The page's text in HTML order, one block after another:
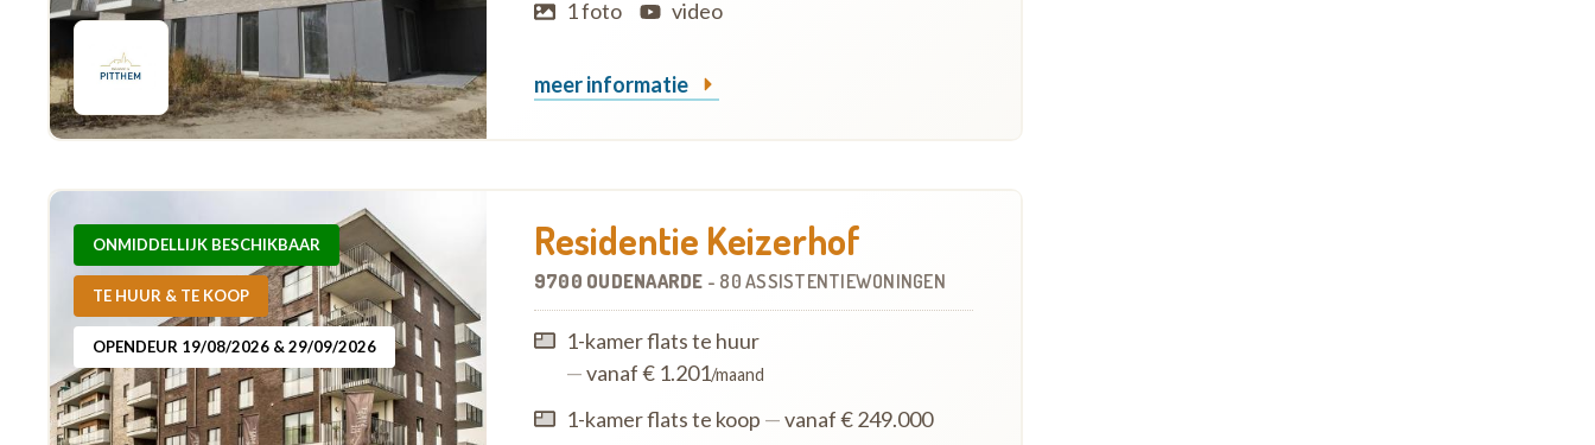
1 foto video
meer informatie
ONMIDDELLIJK BESCHIKBAAR
TE HUUR & TE KOOP
OPENDEUR 19/08/2026 & 29/09/2026
Residentie Keizerhof
9700 OUDENAARDE - 80 ASSISTENTIEWONINGEN
1-kamer flats te huur
—vanaf € 1.201/maand
1-kamer flats te koop —vanaf € 249.000